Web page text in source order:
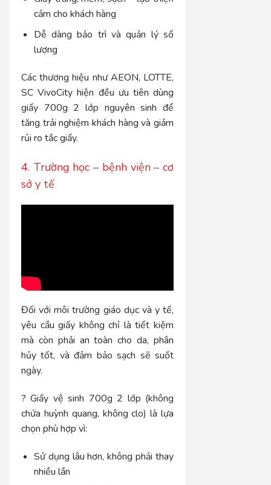
cảm cho khách hàng
Dễ dàng bảo trì và quản lý số
lượng
Các thương hiệu như AEON, LOTTE,
SC VivoCity hiện đều ưu tiên dùng
giấy 700g 2 lớp nguyên sinh để
tăng trải nghiệm khách hàng và giảm
rủi ro tắc giấy.
4. Trường học – bệnh viện – cơ
sở y tế
Đối với môi trường giáo dục và y tế,
yêu cầu giấy không chỉ là tiết kiệm
mà còn phải an toàn cho da, phân
hủy tốt, và đảm bảo sạch sẽ suốt
ngày.
? Giấy vệ sinh 700g 2 lớp (không
chứa huỳnh quang, không clo) là lựa
chọn phù hợp vì:
Sử dụng lâu hơn, không phải thay
nhiều lần